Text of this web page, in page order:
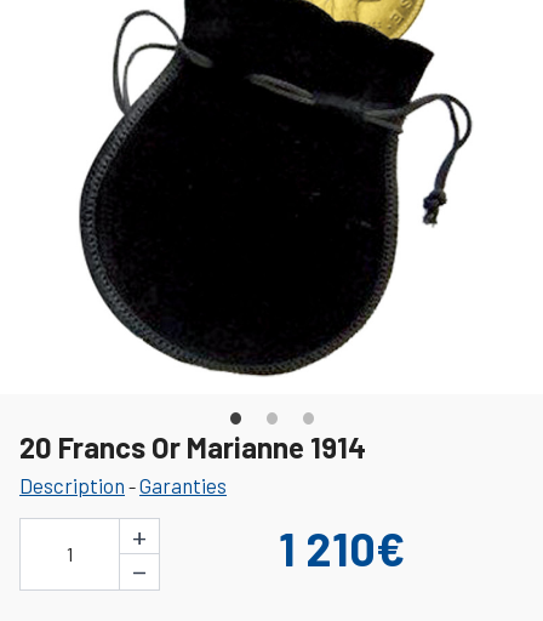
20 Francs Or Marianne 1914
Description -Garanties
1
+
−
1 210€